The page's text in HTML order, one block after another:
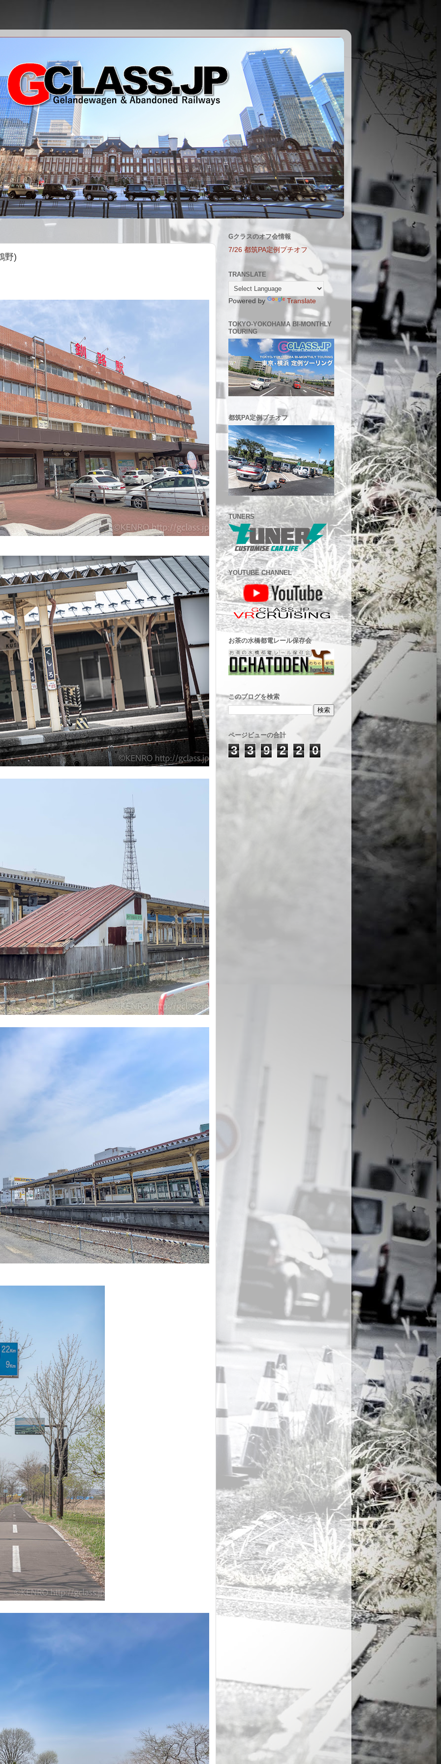
野)
Gクラスのオフ会情報
7/26 都筑PA定例プチオフ
TRANSLATE
Powered by Translate
TOKYO-YOKOHAMA BI-MONTHLY
TOURING
都筑PA定例プチオフ
TUNERS
YOUTUBE CHANNEL
お茶の水橋都電レール保存会
このブログを検索
ページビューの合計
3 3 9 2 2 0